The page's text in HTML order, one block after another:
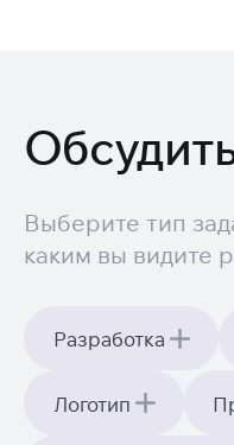
Выберите тип
каким вы видите
Разработка
Логотип